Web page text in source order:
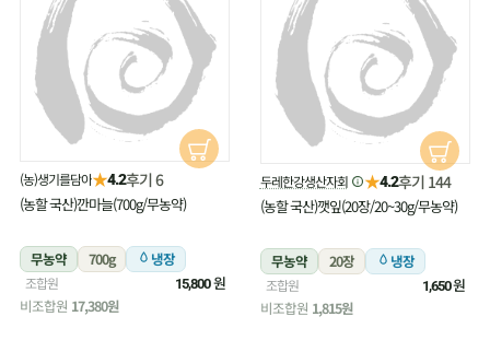
(농)생기를담아★4.2후기 6
(농할 국산)깐마늘(700g/무농약)
무농약 700g 냉장
조합원 15,800원
비조합원 17,380원
두레한강생산자회 ★4.2후기 144
(농할 국산)깻잎(20장/20~30g/무농약)
무농약 20장 냉장
조합원 1,650원
비조합원 1,815원